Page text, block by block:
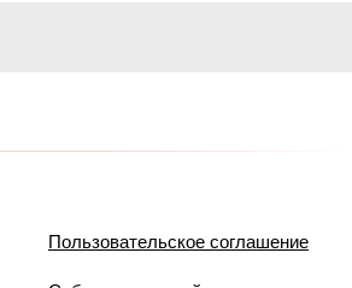
Пользовательское соглашение